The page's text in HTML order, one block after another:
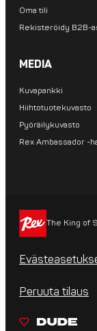
Oma tili
Rekisteröidy B2B-
MEDIA
Kuvapankki
Hiihtotuotekuvasto
Pyöräilykuvasto
Rex Ambassador -
The King of
Peruuta tilaus